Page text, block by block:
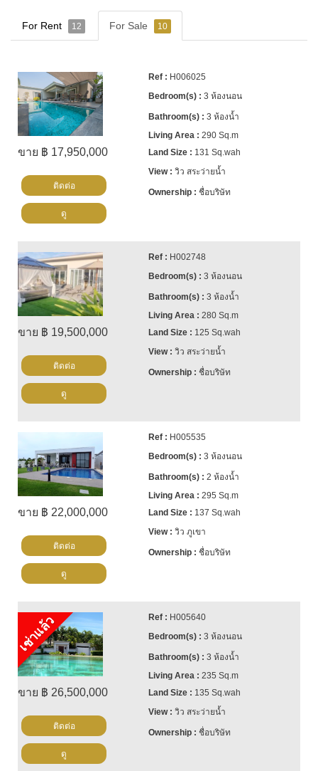
• ห้องแม่บ้าน
• ครัวไทยภายนอกบ้าน
• ห้องซักรีด
• ระบบ CCTV
• ระบบประตูดิจิทัล
• ประตูรั้วไฟฟ้า
• วิวทะเลแบบพาโนรามา
• ตั้งอยู่ภายใน Siam Royal View
ราคา 88,000,000 บาท
ปัจจุบันทรัพย์สินถือครองภายใต้บริษัทไทย (Thai
Company)
หากผู้ซื้อมีความประสงค์ที่จะถือครองในชื่อบุคคล ผู้
ขายยินดีดำเนินการโอนออกจากบริษัท โดยตกลงแบ่ง
ค่าใช้จ่าย ณ กรมที่ดินและค่าธรรมเนียมการโอนใน
สัดส่วน 50/50 และผู้ขายรับผิดชอบค่าใช้จ่ายในการ
For Rent 12 For Sale 10
ขาย ฿ 17,950,000
H006025
3 ห้องนอน
3 ห้องน้ำ
290 Sq.m
131 Sq.wah
วิว สระว่ายน้ำ
ชื่อบริษัท
ติดต่อ
ดู
ขาย ฿ 19,500,000
H002748
3 ห้องนอน
3 ห้องน้ำ
280 Sq.m
125 Sq.wah
วิว สระว่ายน้ำ
ชื่อบริษัท
ติดต่อ
ดู
ขาย ฿ 22,000,000
H005535
3 ห้องนอน
2 ห้องน้ำ
295 Sq.m
137 Sq.wah
วิว ภูเขา
ชื่อบริษัท
ติดต่อ
ดู
เช่าแล้ว
ขาย ฿ 26,500,000
H005640
3 ห้องนอน
3 ห้องน้ำ
235 Sq.m
135 Sq.wah
วิว สระว่ายน้ำ
ชื่อบริษัท
ติดต่อ
ดู